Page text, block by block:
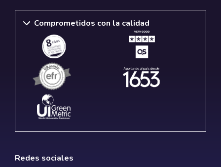
Comprometidos con la calidad
Redes sociales